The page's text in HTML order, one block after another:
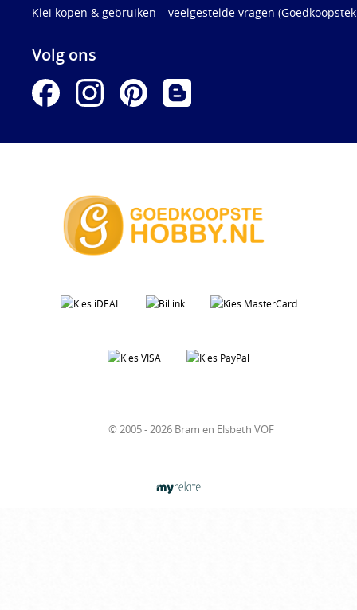
Klei kopen & gebruiken – veelgestelde vragen
Volg ons
© 2005 - 2026 Bram en Elsbeth VOF